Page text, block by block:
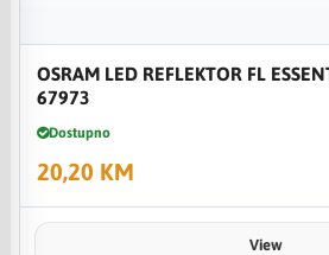
OSRAM LED REFLEKTOR FL
67973
Dostupno
20,20 KM
View